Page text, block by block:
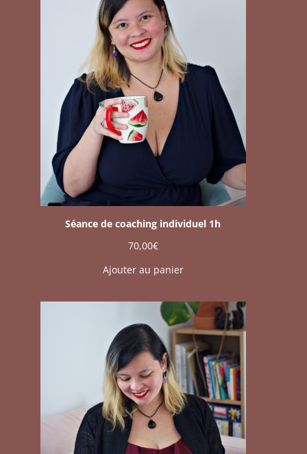
Séance de coaching individuel 1h
70,00€
Ajouter au panier